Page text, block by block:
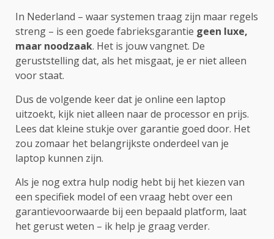
In Nederland – waar systemen traag zijn maar regels
streng – is een goede fabrieksgarantie geen luxe,
maar noodzaak. Het is jouw vangnet. De
geruststelling dat, als het misgaat, je er niet alleen
voor staat.
Dus de volgende keer dat je online een laptop
uitzoekt, kijk niet alleen naar de processor en prijs.
Lees dat kleine stukje over garantie goed door. Het
zou zomaar het belangrijkste onderdeel van je
laptop kunnen zijn.
Als je nog extra hulp nodig hebt bij het kiezen van
een specifiek model of een vraag hebt over een
garantievoorwaarde bij een bepaald platform, laat
het gerust weten – ik help je graag verder.